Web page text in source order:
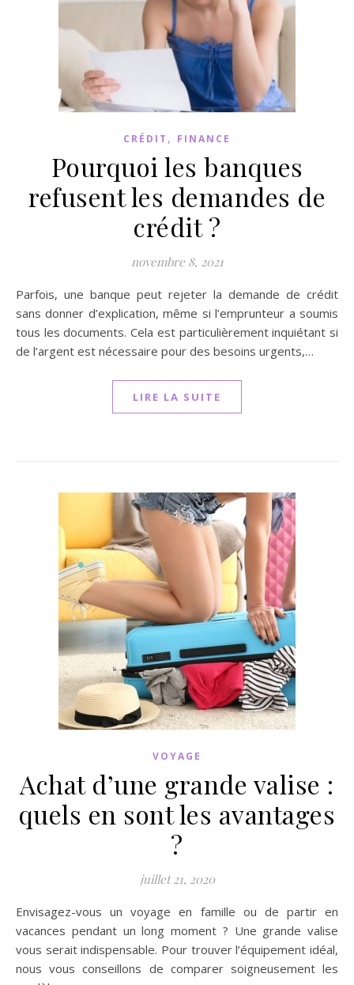
CRÉDIT , FINANCE
Pourquoi les banques
refusent les demandes de
crédit ?
novembre 8, 2021
Parfois, une banque peut rejeter la demande de crédit
sans donner d’explication, même si l’emprunteur a soumis
tous les documents. Cela est particulièrement inquiétant si
de l’argent est nécessaire pour des besoins urgents,…
LIRE LA SUITE
VOYAGE
Achat d’une grande valise :
quels en sont les avantages
?
juillet 21, 2020
Envisagez-vous un voyage en famille ou de partir en
vacances pendant un long moment ? Une grande valise
vous serait indispensable. Pour trouver l’équipement idéal,
nous vous conseillons de comparer soigneusement les